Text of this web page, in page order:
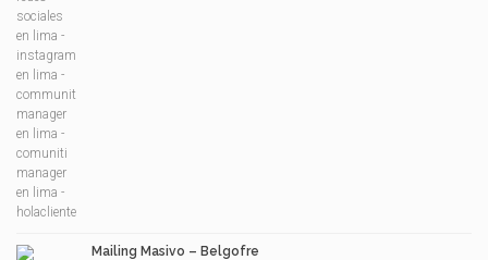
Mailing Masivo – Belgofre